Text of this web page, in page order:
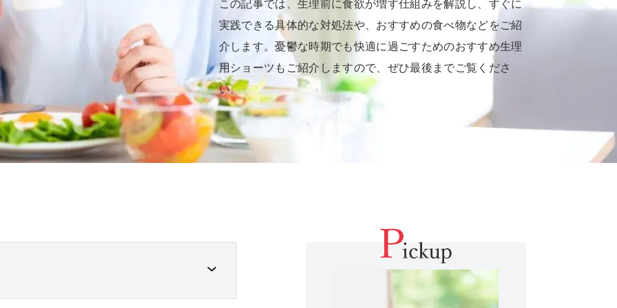
この記事では、生理前に食欲が増す仕組みを解説し、すぐに
実践できる具体的な対処法や、おすすめの食べ物などをご紹
介します。憂鬱な時期でも快適に過ごすためのおすすめ生理
用ショーツもご紹介しますので、ぜひ最後までご覧くださ
い。